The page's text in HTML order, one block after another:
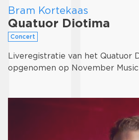
Bram Kortekaas
Quatuor Diotima
Concert
Liveregistratie van het Quatuor
opgenomen op November